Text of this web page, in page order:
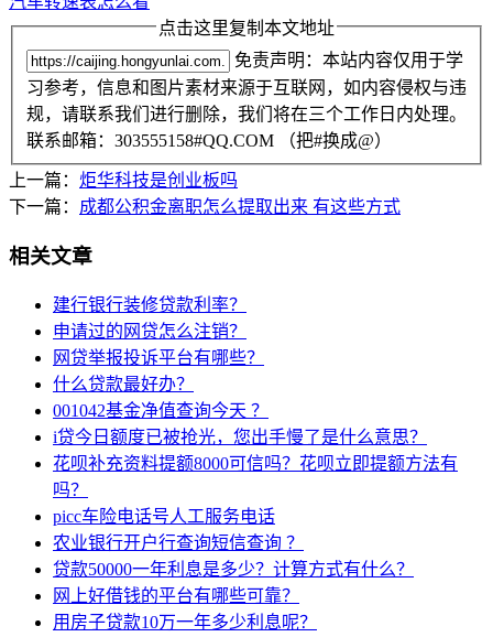
点击这里复制本文地址
免责声明：本站内容仅用于学
习参考，信息和图片素材来源于互联网，如内容侵权与违
规，请联系我们进行删除，我们将在三个工作日内处理。
联系邮箱：303555158#QQ.COM （把#换成@）
上一篇： 炬华科技是创业板吗
下一篇： 成都公积金离职怎么提取出来 有这些方式
相关文章
建行银行装修贷款利率？
申请过的网贷怎么注销？
网贷举报投诉平台有哪些？
什么贷款最好办？
001042基金净值查询今天 ？
i贷今日额度已被抢光，您出手慢了是什么意思？
花呗补充资料提额8000可信吗？花呗立即提额方法有
吗？
picc车险电话号人工服务电话
农业银行开户行查询短信查询 ？
贷款50000一年利息是多少？计算方式有什么？
网上好借钱的平台有哪些可靠？
用房子贷款10万一年多少利息呢？